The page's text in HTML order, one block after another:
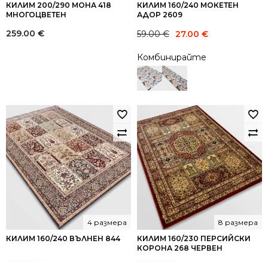
КИЛИМ 200/290 МОНА 418
МНОГОЦВЕТЕН
259.00 €
КИЛИМ 160/240 МОКЕТЕН
АДОР 2609
59.00€
Original
was:
59.00 €.
27.00 €
Current
is:
27.00 €.
Комбинирайте
КИЛИМ 160/240 ВЪЛНЕН 844
4 размера
КИЛИМ 160/230 ПЕРСИЙСКИ
КОРОНА 268 ЧЕРВЕН
8 размера